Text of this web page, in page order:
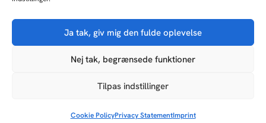
Ja tak, giv mig den fulde oplevelse
Nej tak, begrænsede funktioner
Tilpas indstillinger
Cookie PolicyPrivacy StatementImprint
Skriv og udgiv med os
Kontakt
KØB ULTU
ULTU er til salg som en del af en platform med 7